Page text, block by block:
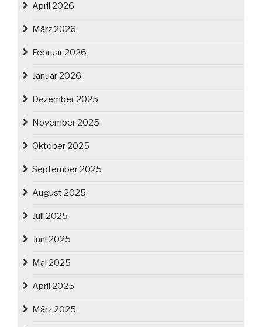
April 2026
März 2026
Februar 2026
Januar 2026
Dezember 2025
November 2025
Oktober 2025
September 2025
August 2025
Juli 2025
Juni 2025
Mai 2025
April 2025
März 2025